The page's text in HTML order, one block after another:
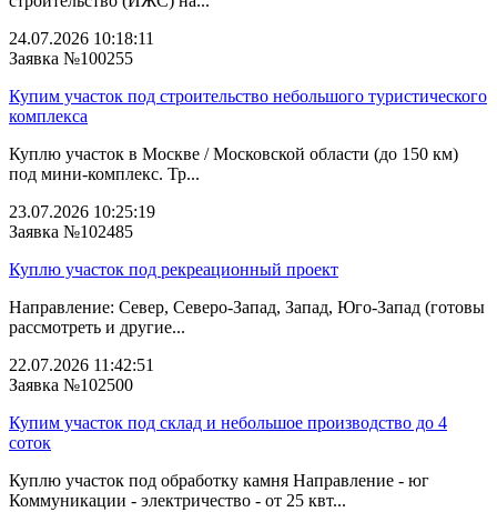
24.07.2026 10:18:11
Заявка №100255
Купим участок под строительство небольшого туристического
комплекса
Куплю участок в Москве / Московской области (до 150 км)
под мини-комплекс. Тр...
23.07.2026 10:25:19
Заявка №102485
Куплю участок под рекреационный проект
Направление: Север, Северо-Запад, Запад, Юго-Запад (готовы
рассмотреть и другие...
22.07.2026 11:42:51
Заявка №102500
Купим участок под склад и небольшое производство до 4
соток
Куплю участок под обработку камня Направление - юг
Коммуникации - электричество - от 25 квт...